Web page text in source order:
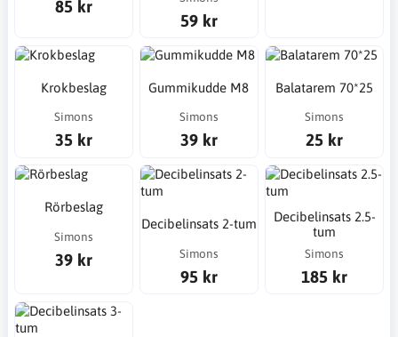
85 kr
59 kr
Krokbeslag
Simons
35 kr
Gummikudde M8
Simons
39 kr
Balatarem 70*25
Simons
25 kr
Rörbeslag
Simons
39 kr
Decibelinsats 2-tum
Simons
95 kr
Decibelinsats 2.5-
tum
Simons
185 kr